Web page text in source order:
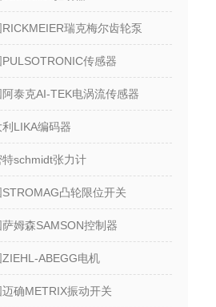
瑞克梅尔齿轮泵
传感器
阿泰克AI-TEK电涡流传感器
LIKA编码器
特schmidt张力计
凸轮限位开关
姆森SAMSON控制器
ZIEHL-ABEGG电机
迈确METRIX振动开关